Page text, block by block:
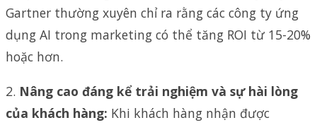
Gartner thường xuyên chỉ ra rằng các công ty ứng
dụng AI trong marketing có thể tăng ROI từ 15-20%
hoặc hơn.
2. Nâng cao đáng kể trải nghiệm và sự hài lòng
của khách hàng: Khi khách hàng nhận được